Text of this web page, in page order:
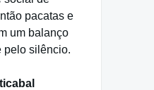
pacatas e
um balanço
pelo silêncio.